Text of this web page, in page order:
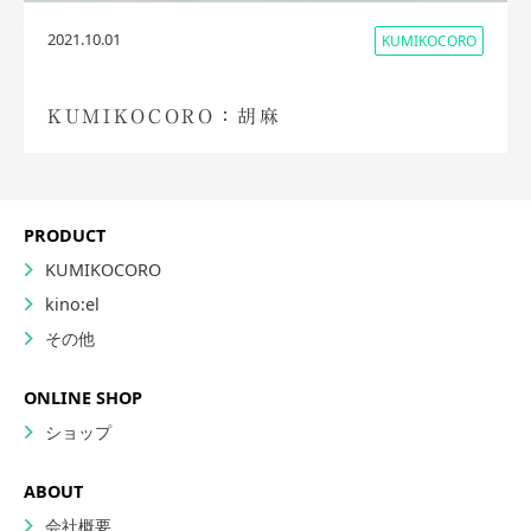
2021.10.01 KUMIKOCORO
KUMIKOCORO：胡麻
PRODUCT
KUMIKOCORO
kino:el
その他
ONLINE SHOP
ショップ
ABOUT
会社概要